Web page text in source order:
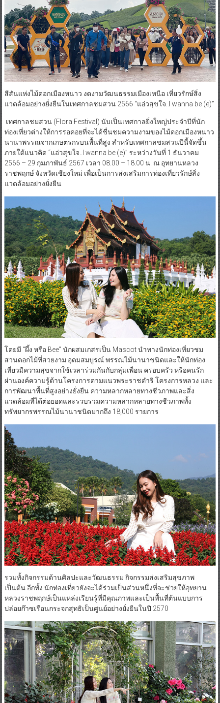
สีสันแห่งไม้ดอกเมืองหนาว งดงามวัฒนธรรมเมืองเหนือ เที่ยวรักษ์สิ่ง
แวดล้อมอย่างยั่งยืนในเทศกาลชมสวน 2566 “แอ่วสุขใจ..I wanna be (e)”
เทศกาลชมสวน (Flora Festival) นับเป็นเทศกาลยิ่งใหญ่ประจำปีที่นัก
ท่องเที่ยวต่างให้การรอคอยที่จะได้ชื่นชมความงามของไม้ดอกเมืองหนาว
นานาพรรณจากเกษตรกรบนพื้นที่สูง สำหรับเทศกาลชมสวนปีนี้จัดขึ้น
ภายใต้แนวคิด “แอ่วสุขใจ..I wanna be (e)” ระหว่างวันที่ 1 ธันวาคม
2566 – 29 กุมภาพันธ์ 2567 เวลา 08.00 – 18.00 น. ณ อุทยานหลวง
ราชพฤกษ์ จังหวัดเชียงใหม่ เพื่อเป็นการส่งเสริมการท่องเที่ยวรักษ์สิ่ง
แวดล้อมอย่างยั่งยืน
โดยมี “ผึ้ง หรือ Bee” นักผสมเกสรเป็น Mascot นำทางนักท่องเที่ยวชม
สวนดอกไม้ที่สวยงาม อุดมสมบูรณ์ พรรณไม้นานาชนิดและให้นักท่อง
เที่ยวมีความสุขจากใช้เวลาร่วมกันกับกลุ่มเพื่อน ครอบครัว หรือคนรัก
ผ่านองค์ความรู้ด้านโครงการตามแนวพระราชดำริ โครงการหลวง และ
การพัฒนาพื้นที่สูงอย่างยั่งยืน ความหลากหลายทางชีวภาพและสิ่ง
แวดล้อมที่ได้ต่อยอดและรวบรวมความหลากหลายทางชีวภาพทั้ง
ทรัพยากรพรรณไม้นานาชนิดมากถึง 18,000 รายการ
รวมทั้งกิจกรรมด้านศิลปะและวัฒนธรรม กิจกรรมส่งเสริมสุขภาพ
เป็นต้น อีกทั้ง นักท่องเที่ยวยังจะได้ร่วมเป็นส่วนหนึ่งที่จะช่วยให้อุทยาน
หลวงราชพฤกษ์เป็นแหล่งเรียนรู้ที่มีคุณภาพและเป็นพื้นที่ต้นแบบการ
ปล่อยก๊าซเรือนกระจกสุทธิเป็นศูนย์อย่างยั่งยืนในปี 2570